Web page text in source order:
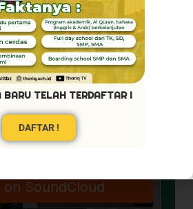
BARU TELAH TERDAFTAR !
DAFTAR !